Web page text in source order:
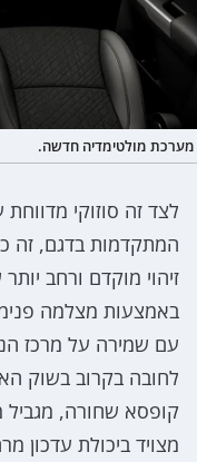
מערכת מולטימדיה חדשה.
לצד זה סוזוקי
המתקדמות בדגם, זה
זיהוי מוקדם ורחב
באמצעות מצלמה
עם שמירה על מרכז
לחובה בקרוב בשוק
קופסא שחורה, מגביל
מצויד ביכולת עדכון